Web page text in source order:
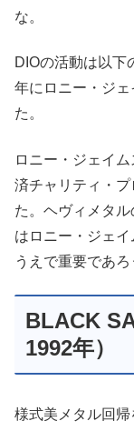
な。
DIOの活動は以下
年にロニー・ジ
た。
ロニー・ジェイ
済チャリティ・プ
た。ヘヴィメタ
はロニー・ジェ
うえで重要であろ
BLACK
1992年）
様式美メタル回